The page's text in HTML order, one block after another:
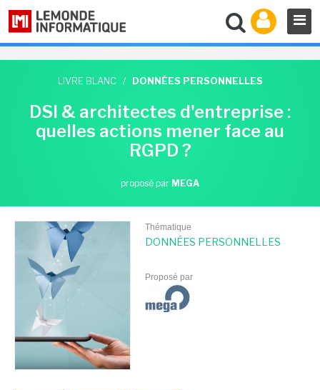
LIVRE BLANC / DONNÉES PERSONNELLES
DSI & architectes d'entreprise :
quelles actions mener face au
RGPD ?
proposé par MEGA
Thématique
DONNÉES PERSONNELLES
Proposé par